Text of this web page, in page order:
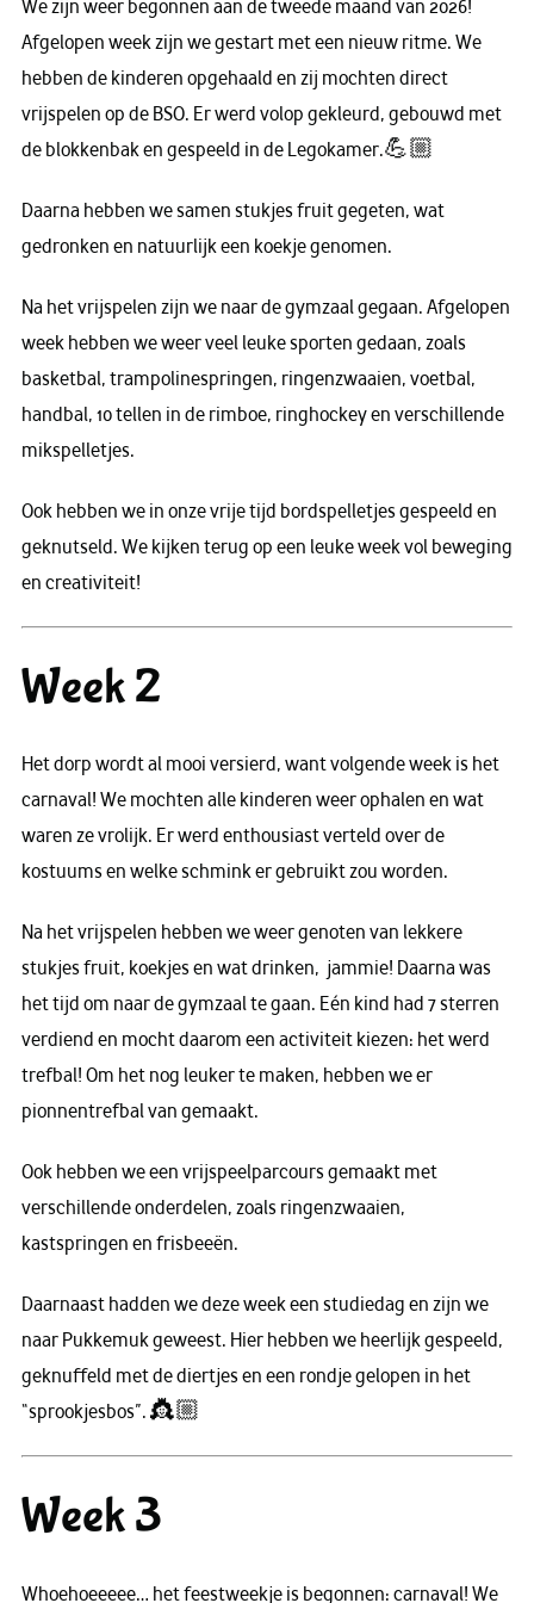
We zijn weer begonnen aan de tweede maand van 2026!
Afgelopen week zijn we gestart met een nieuw ritme. We
hebben de kinderen opgehaald en zij mochten direct
vrijspelen op de BSO. Er werd volop gekleurd, gebouwd met
de blokkenbak en gespeeld in de Legokamer.💪🏼
Daarna hebben we samen stukjes fruit gegeten, wat
gedronken en natuurlijk een koekje genomen.
Na het vrijspelen zijn we naar de gymzaal gegaan. Afgelopen
week hebben we weer veel leuke sporten gedaan, zoals
basketbal, trampolinespringen, ringenzwaaien, voetbal,
handbal, 10 tellen in de rimboe, ringhockey en verschillende
mikspelletjes.
Ook hebben we in onze vrije tijd bordspelletjes gespeeld en
geknutseld. We kijken terug op een leuke week vol beweging
en creativiteit!
Week 2
Het dorp wordt al mooi versierd, want volgende week is het
carnaval! We mochten alle kinderen weer ophalen en wat
waren ze vrolijk. Er werd enthousiast verteld over de
kostuums en welke schmink er gebruikt zou worden.
Na het vrijspelen hebben we weer genoten van lekkere
stukjes fruit, koekjes en wat drinken, jammie! Daarna was
het tijd om naar de gymzaal te gaan. Eén kind had 7 sterren
verdiend en mocht daarom een activiteit kiezen: het werd
trefbal! Om het nog leuker te maken, hebben we er
pionnentrefbal van gemaakt.
Ook hebben we een vrijspeelparcours gemaakt met
verschillende onderdelen, zoals ringenzwaaien,
kastspringen en frisbeeën.
Daarnaast hadden we deze week een studiedag en zijn we
naar Pukkemuk geweest. Hier hebben we heerlijk gespeeld,
geknuffeld met de diertjes en een rondje gelopen in het
“sprookjesbos”. 👸🏼
Week 3
Whoehoeeeee… het feestweekje is begonnen: carnaval! We